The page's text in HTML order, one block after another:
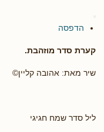
הדפסה
קערת סדר מוזהבת.
שיר מאת: אהובה קליין©
ליל סדר שמח חגיגי